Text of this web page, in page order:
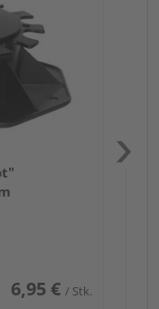
6,95 € / Stk.